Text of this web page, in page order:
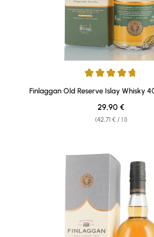
Average rating of 4.71 out of 5 stars
Finlaggan Old Reserve Islay Whisky
(42,71 € / 1 l)
Regular price:
29,90 €